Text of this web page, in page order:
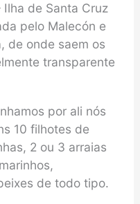
de Santa Cruz
pelo Malecón e
de onde saem os
transparente
por ali nós
10 filhotes de
2 ou 3 arraias
de todo tipo.